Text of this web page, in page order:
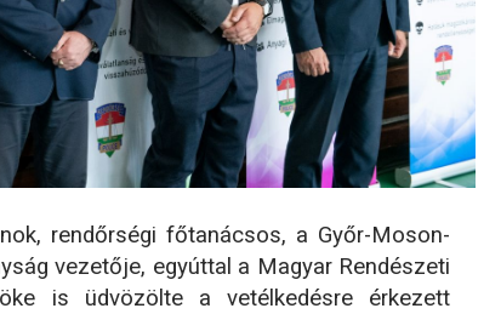
rendőrségi főtanácsos, a Győr-Moson-
vezetője, egyúttal a Magyar Rendészeti
is üdvözölte a vetélkedésre érkezett